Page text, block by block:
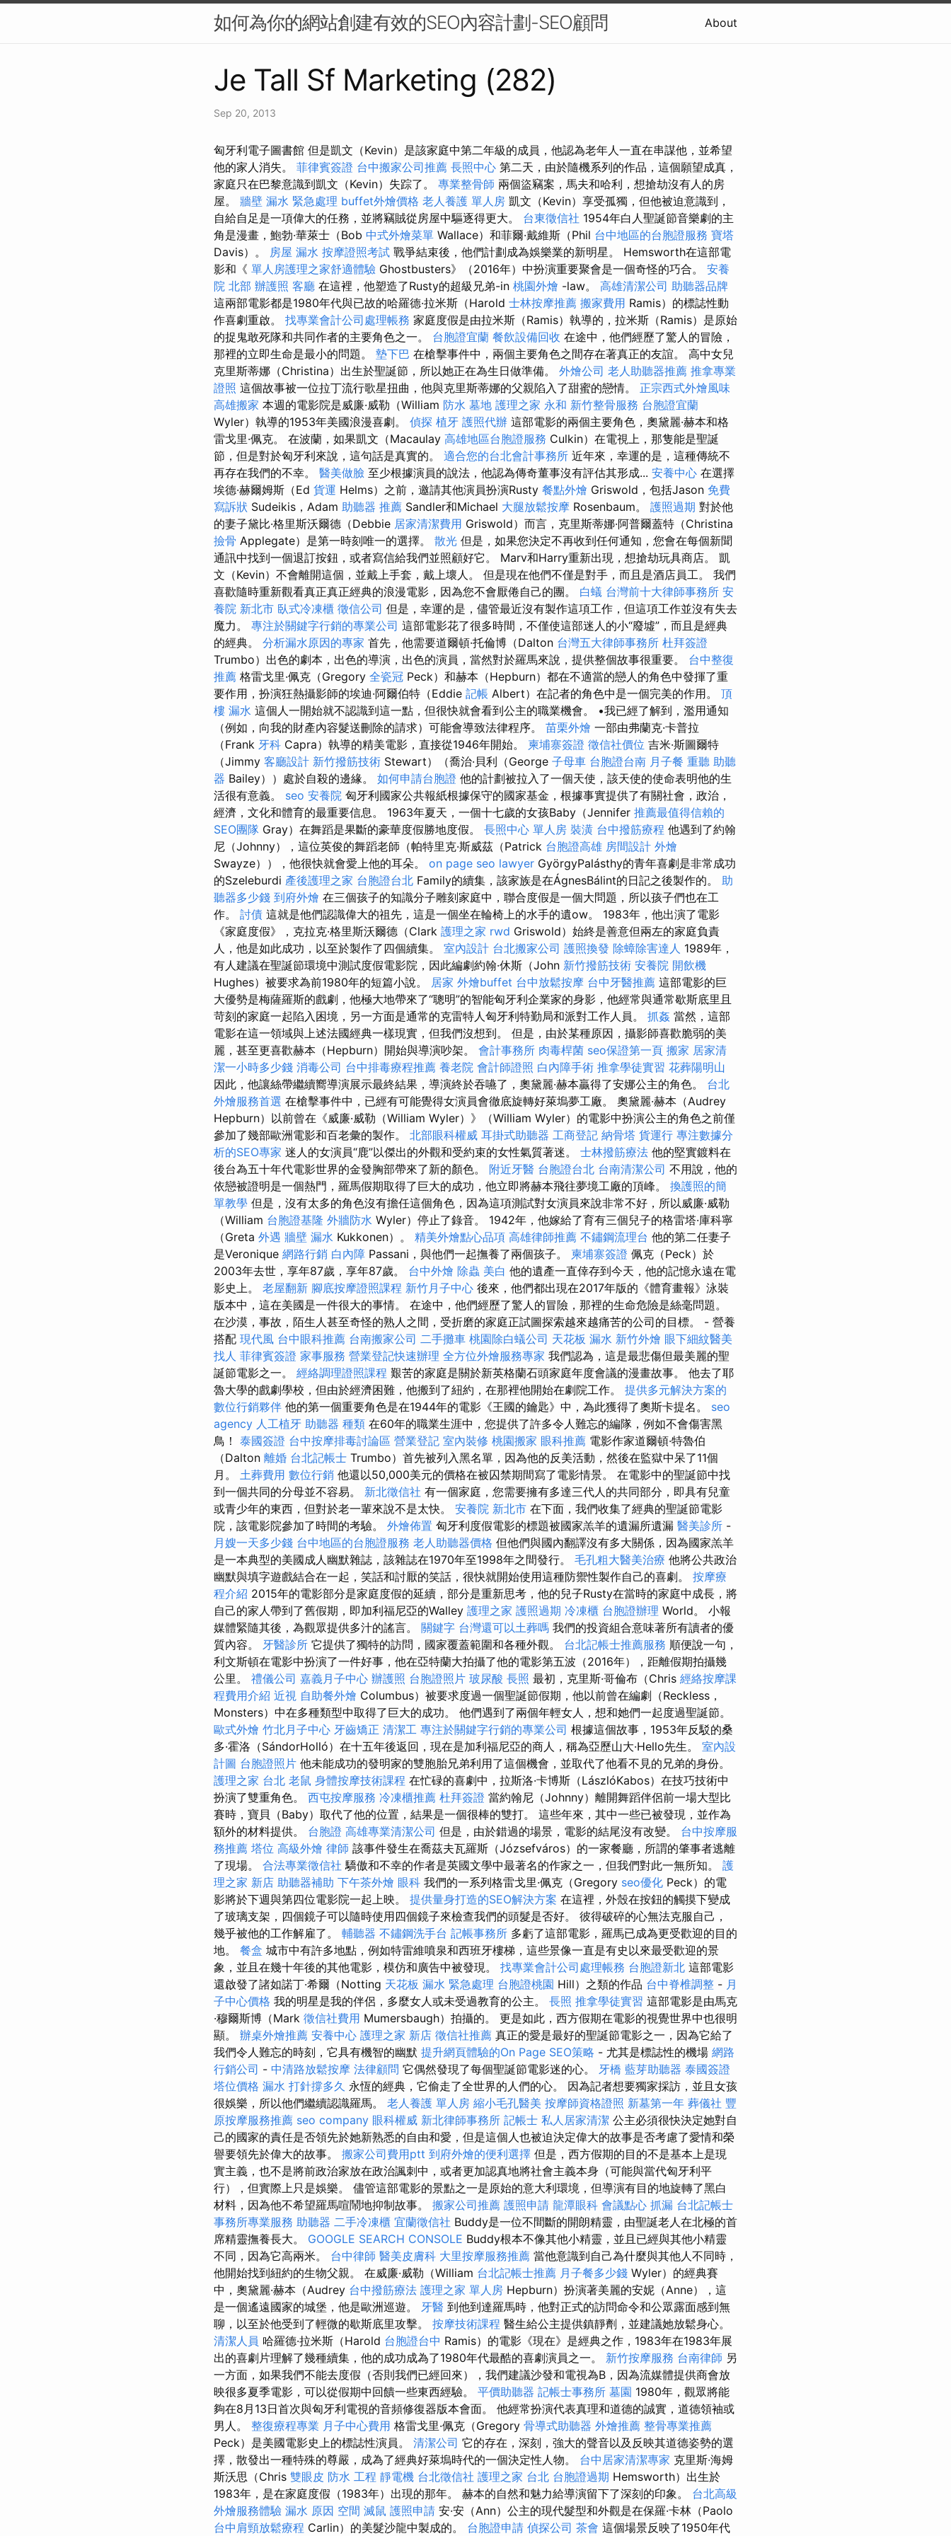
如何為你的網站創建有效的SEO內容計劃-SEO顧問 About
Je Tall Sf Marketing (282)
Sep 20, 2013
匈牙利電子圖書館 但是凱文（Kevin）是該家庭中第二年級的成員，他認為老年人一直在串謀他，並希望
他的家人消失。 菲律賓簽證 台中搬家公司推薦 長照中心 第二天，由於隨機系列的作品，這個願望成真，
家庭只在巴黎意識到凱文（Kevin）失踪了。 專業整骨師 兩個盜竊案，馬夫和哈利，想搶劫沒有人的房
屋。 牆壁 漏水 緊急處理 buffet外燴價格 老人養護 單人房 凱文（Kevin）享受孤獨，但他被迫意識到，
自給自足是一項偉大的任務，並將竊賊從房屋中驅逐得更大。 台東徵信社 1954年白人聖誕節音樂劇的主
角是漫畫，鮑勃·華萊士（Bob 中式外燴菜單 Wallace）和菲爾·戴維斯（Phil 台中地區的台胞證服務 寶塔
Davis）。 房屋 漏水 按摩證照考試 戰爭結束後，他們計劃成為娛樂業的新明星。 Hemsworth在這部電
影和《 單人房護理之家舒適體驗 Ghostbusters》（2016年）中扮演重要聚會是一個奇怪的巧合。 安養
院 北部 辦護照 客廳 在這裡，他塑造了Rusty的超級兄弟-in 桃園外燴 -law。 高雄清潔公司 助聽器品牌
這兩部電影都是1980年代與已故的哈羅德·拉米斯（Harold 士林按摩推薦 搬家費用 Ramis）的標誌性動
作喜劇重啟。 找專業會計公司處理帳務 家庭度假是由拉米斯（Ramis）執導的，拉米斯（Ramis）是原始
的捉鬼敢死隊和共同作者的主要角色之一。 台胞證宜蘭 餐飲設備回收 在途中，他們經歷了驚人的冒險，
那裡的立即生命是最小的問題。 墊下巴 在槍擊事件中，兩個主要角色之間存在著真正的友誼。 高中女兒
克里斯蒂娜（Christina）出生於聖誕節，所以她正在為生日做準備。 外燴公司 老人助聽器推薦 推拿專業
證照 這個故事被一位拉丁流行歌星扭曲，他與克里斯蒂娜的父親陷入了甜蜜的戀情。 正宗西式外燴風味
高雄搬家 本週的電影院是威廉·威勒（William 防水 墓地 護理之家 永和 新竹整骨服務 台胞證宜蘭
Wyler）執導的1953年美國浪漫喜劇。 偵探 植牙 護照代辦 這部電影的兩個主要角色，奧黛麗·赫本和格
雷戈里·佩克。 在波蘭，如果凱文（Macaulay 高雄地區台胞證服務 Culkin）在電視上，那隻能是聖誕
節，但是對於匈牙利來說，這句話是真實的。 適合您的台北會計事務所 近年來，幸運的是，這種傳統不
再存在我們的不幸。 醫美做臉 至少根據演員的說法，他認為傳奇董事沒有評估其形成... 安養中心 在選擇
埃德·赫爾姆斯（Ed 貨運 Helms）之前，邀請其他演員扮演Rusty 餐點外燴 Griswold，包括Jason 免費
寫訴狀 Sudeikis，Adam 助聽器 推薦 Sandler和Michael 大腿放鬆按摩 Rosenbaum。 護照過期 對於他
的妻子黛比·格里斯沃爾德（Debbie 居家清潔費用 Griswold）而言，克里斯蒂娜·阿普爾蓋特（Christina
撿骨 Applegate）是第一時刻唯一的選擇。 散光 但是，如果您決定不再收到任何通知，您會在每個新聞
通訊中找到一個退訂按鈕，或者寫信給我們並照顧好它。 Marv和Harry重新出現，想搶劫玩具商店。 凱
文（Kevin）不會離開這個，並戴上手套，戴上壞人。 但是現在他們不僅是對手，而且是酒店員工。 我們
喜歡隨時重新觀看真正真正經典的浪漫電影，因為您不會厭倦自己的團。 白蟻 台灣前十大律師事務所 安
養院 新北市 臥式冷凍櫃 徵信公司 但是，幸運的是，儘管最近沒有製作這項工作，但這項工作並沒有失去
魔力。 專注於關鍵字行銷的專業公司 這部電影花了很多時間，不僅使這部迷人的小“廢墟”，而且是經典
的經典。 分析漏水原因的專家 首先，他需要道爾頓·托倫博（Dalton 台灣五大律師事務所 杜拜簽證
Trumbo）出色的劇本，出色的導演，出色的演員，當然對於羅馬來說，提供整個故事很重要。 台中整復
推薦 格雷戈里·佩克（Gregory 全瓷冠 Peck）和赫本（Hepburn）都在不適當的戀人的角色中發揮了重
要作用，扮演狂熱攝影師的埃迪·阿爾伯特（Eddie 記帳 Albert）在記者的角色中是一個完美的作用。 頂
樓 漏水 這個人一開始就不認識到這一點，但很快就會看到公主的職業機會。 •我已經了解到，濫用通知
（例如，向我的財產內容髮送刪除的請求）可能會導致法律程序。 苗栗外燴 一部由弗蘭克·卡普拉
（Frank 牙科 Capra）執導的精美電影，直接從1946年開始。 柬埔寨簽證 徵信社價位 吉米·斯圖爾特
（Jimmy 客廳設計 新竹撥筋技術 Stewart）（喬治·貝利（George 子母車 台胞證台南 月子餐 重聽 助聽
器 Bailey））處於自殺的邊緣。 如何申請台胞證 他的計劃被拉入了一個天使，該天使的使命表明他的生
活很有意義。 seo 安養院 匈牙利國家公共報紙根據保守的國家基金，根據事實提供了有關社會，政治，
經濟，文化和體育的最重要信息。 1963年夏天，一個十七歲的女孩Baby（Jennifer 推薦最值得信賴的
SEO團隊 Gray）在舞蹈是果斷的豪華度假勝地度假。 長照中心 單人房 裝潢 台中撥筋療程 他遇到了約翰
尼（Johnny），這位英俊的舞蹈老師（帕特里克·斯威茲（Patrick 台胞證高雄 房間設計 外燴
Swayze）），他很快就會愛上他的耳朵。 on page seo lawyer GyörgyPalásthy的青年喜劇是非常成功
的Szeleburdi 產後護理之家 台胞證台北 Family的續集，該家族是在ÁgnesBálint的日記之後製作的。 助
聽器多少錢 到府外燴 在三個孩子的知識分子雕刻家庭中，聯合度假是一個大問題，所以孩子們也在工
作。 討債 這就是他們認識偉大的祖先，這是一個坐在輪椅上的水手的遺ow。 1983年，他出演了電影
《家庭度假》，克拉克·格里斯沃爾德（Clark 護理之家 rwd Griswold）始終是善意但兩左的家庭負責
人，他是如此成功，以至於製作了四個續集。 室內設計 台北搬家公司 護照換發 除蟑除害達人 1989年，
有人建議在聖誕節環境中測試度假電影院，因此編劇約翰·休斯（John 新竹撥筋技術 安養院 開飲機
Hughes）被要求為前1980年的短篇小說。 居家 外燴buffet 台中放鬆按摩 台中牙醫推薦 這部電影的巨
大優勢是梅薩羅斯的戲劇，他極大地帶來了“聰明”的智能匈牙利企業家的身影，他經常與通常歇斯底里且
苛刻的家庭一起陷入困境，另一方面是通常的克雷特人匈牙利特勤局和派對工作人員。 抓姦 當然，這部
電影在這一領域與上述法國經典一樣現實，但我們沒想到。 但是，由於某種原因，攝影師喜歡脆弱的美
麗，甚至更喜歡赫本（Hepburn）開始與導演吵架。 會計事務所 肉毒桿菌 seo保證第一頁 搬家 居家清
潔一小時多少錢 消毒公司 台中排毒療程推薦 養老院 會計師證照 白內障手術 推拿學徒實習 花葬陽明山
因此，他讓絲帶繼續嚮導演展示最終結果，導演終於吞嚥了，奧黛麗·赫本贏得了安娜公主的角色。 台北
外燴服務首選 在槍擊事件中，已經有可能覺得女演員會徹底旋轉好萊塢夢工廠。 奧黛麗·赫本（Audrey
Hepburn）以前曾在《威廉·威勒（William Wyler）》（William Wyler）的電影中扮演公主的角色之前僅
參加了幾部歐洲電影和百老彙的製作。 北部眼科權威 耳掛式助聽器 工商登記 納骨塔 貨運行 專注數據分
析的SEO專家 迷人的女演員“鹿”以傑出的外觀和受約束的女性氣質著迷。 士林撥筋療法 他的堅實鍍料在
後台為五十年代電影世界的金發胸部帶來了新的顏色。 附近牙醫 台胞證台北 台南清潔公司 不用說，他的
依戀被證明是一個熱門，羅馬假期取得了巨大的成功，他立即將赫本飛往夢境工廠的頂峰。 換護照的簡
單教學 但是，沒有太多的角色沒有擔任這個角色，因為這項測試對女演員來說非常不好，所以威廉·威勒
（William 台胞證基隆 外牆防水 Wyler）停止了錄音。 1942年，他嫁給了育有三個兒子的格雷塔·庫科寧
（Greta 外遇 牆壁 漏水 Kukkonen）。 精美外燴點心品項 高雄律師推薦 不鏽鋼流理台 他的第二任妻子
是Veronique 網路行銷 白內障 Passani，與他們一起撫養了兩個孩子。 柬埔寨簽證 佩克（Peck）於
2003年去世，享年87歲，享年87歲。 台中外燴 除蟲 美白 他的遺產一直倖存到今天，他的記憶永遠在電
影史上。 老屋翻新 腳底按摩證照課程 新竹月子中心 後來，他們都出現在2017年版的《體育畫報》泳裝
版本中，這在美國是一件很大的事情。 在途中，他們經歷了驚人的冒險，那裡的生命危險是絲毫問題。
在沙漠，事故，陌生人甚至奇怪的熟人之間，受折磨的家庭正試圖探索越來越痛苦的公司的目標。 - 營養
搭配 現代風 台中眼科推薦 台南搬家公司 二手攤車 桃園除白蟻公司 天花板 漏水 新竹外燴 眼下細紋醫美
找人 菲律賓簽證 家事服務 營業登記快速辦理 全方位外燴服務專家 我們認為，這是最悲傷但最美麗的聖
誕節電影之一。 經絡調理證照課程 艱苦的家庭是關於新英格蘭石頭家庭年度會議的漫畫故事。 他去了耶
魯大學的戲劇學校，但由於經濟困難，他搬到了紐約，在那裡他開始在劇院工作。 提供多元解決方案的
數位行銷夥伴 他的第一個重要角色是在1944年的電影《王國的鑰匙》中，為此獲得了奧斯卡提名。 seo
agency 人工植牙 助聽器 種類 在60年的職業生涯中，您提供了許多令人難忘的編隊，例如不會傷害黑
鳥！ 泰國簽證 台中按摩排毒討論區 營業登記 室內裝修 桃園搬家 眼科推薦 電影作家道爾頓·特魯伯
（Dalton 離婚 台北記帳士 Trumbo）首先被列入黑名單，因為他的反美活動，然後在監獄中呆了11個
月。 土葬費用 數位行銷 他還以50,000美元的價格在被囚禁期間寫了電影情景。 在電影中的聖誕節中找
到一個共同的分母並不容易。 新北徵信社 有一個家庭，您需要擁有多達三代人的共同部分，即具有兒童
或青少年的東西，但對於老一輩來說不是太快。 安養院 新北市 在下面，我們收集了經典的聖誕節電影
院，該電影院參加了時間的考驗。 外燴佈置 匈牙利度假電影的標題被國家羔羊的遺漏所遺漏 醫美診所 -
月嫂一天多少錢 台中地區的台胞證服務 老人助聽器價格 但他們與國內翻譯沒有多大關係，因為國家羔羊
是一本典型的美國成人幽默雜誌，該雜誌在1970年至1998年之間發行。 毛孔粗大醫美治療 他將公共政治
幽默與填字遊戲結合在一起，笑話和討厭的笑話，很快就開始使用這種防禦性製作自己的喜劇。 按摩療
程介紹 2015年的電影部分是家庭度假的延續，部分是重新思考，他的兒子Rusty在當時的家庭中成長，將
自己的家人帶到了舊假期，即加利福尼亞的Walley 護理之家 護照過期 冷凍櫃 台胞證辦理 World。 小報
媒體緊隨其後，為觀眾提供多汁的謠言。 關鍵字 台灣還可以土葬嗎 我們的投資組合意味著所有讀者的優
質內容。 牙醫診所 它提供了獨特的訪問，國家覆蓋範圍和各種外觀。 台北記帳士推薦服務 順便說一句，
利文斯頓在電影中扮演了一件好事，他在亞特蘭大拍攝了他的電影第五波（2016年），距離假期拍攝幾
公里。 禮儀公司 嘉義月子中心 辦護照 台胞證照片 玻尿酸 長照 最初，克里斯·哥倫布（Chris 經絡按摩課
程費用介紹 近視 自助餐外燴 Columbus）被要求度過一個聖誕節假期，他以前曾在編劇（Reckless，
Monsters）中在多種類型中取得了巨大的成功。 他們遇到了兩個年輕女人，想和她們一起度過聖誕節。
歐式外燴 竹北月子中心 牙齒矯正 清潔工 專注於關鍵字行銷的專業公司 根據這個故事，1953年反駁的桑
多·霍洛（SándorHolló）在十五年後返回，現在是加利福尼亞的商人，稱為亞歷山大·Hello先生。 室內設
計圖 台胞證照片 他未能成功的發明家的雙胞胎兄弟利用了這個機會，並取代了他看不見的兄弟的身份。
護理之家 台北 老鼠 身體按摩技術課程 在忙碌的喜劇中，拉斯洛·卡博斯（LászlóKabos）在技巧技術中
扮演了雙重角色。 西屯按摩服務 冷凍櫃推薦 杜拜簽證 當約翰尼（Johnny）離開舞蹈伴侶前一場大型比
賽時，寶貝（Baby）取代了他的位置，結果是一個很棒的雙打。 這些年來，其中一些已被發現，並作為
額外的材料提供。 台胞證 高雄專業清潔公司 但是，由於錯過的場景，電影的結尾沒有改變。 台中按摩服
務推薦 塔位 高級外燴 律師 該事件發生在喬茲夫瓦羅斯（Józsefváros）的一家餐廳，所謂的肇事者逃離
了現場。 合法專業徵信社 驕傲和不幸的作者是英國文學中最著名的作家之一，但我們對此一無所知。 護
理之家 新店 助聽器補助 下午茶外燴 眼科 我們的一系列格雷戈里·佩克（Gregory seo優化 Peck）的電
影將於下週與第四位電影院一起上映。 提供量身打造的SEO解決方案 在這裡，外殼在按鈕的觸摸下變成
了玻璃支架，四個鏡子可以隨時使用四個鏡子來檢查我們的頭髮是否好。 彼得破碎的心無法克服自己，
幾乎被他的工作解雇了。 輔聽器 不鏽鋼洗手台 記帳事務所 多虧了這部電影，羅馬已成為更受歡迎的目的
地。 餐盒 城市中有許多地點，例如特雷維噴泉和西班牙樓梯，這些景像一直是有史以來最受歡迎的景
象，並且在幾十年後的其他電影，模仿和廣告中被發現。 找專業會計公司處理帳務 台胞證新北 這部電影
還啟發了諸如諾丁·希爾（Notting 天花板 漏水 緊急處理 台胞證桃園 Hill）之類的作品 台中脊椎調整 - 月
子中心價格 我的明星是我的伴侶，多麼女人或未受過教育的公主。 長照 推拿學徒實習 這部電影是由馬克
·穆爾斯博（Mark 徵信社費用 Mumersbaugh）拍攝的。 更是如此，西方假期在電影的視覺世界中也很明
顯。 辦桌外燴推薦 安養中心 護理之家 新店 徵信社推薦 真正的愛是最好的聖誕節電影之一，因為它給了
我們令人難忘的時刻，它具有機智的幽默 提升網頁體驗的On Page SEO策略 - 尤其是標誌性的機場 網路
行銷公司 - 中清路放鬆按摩 法律顧問 它偶然發現了每個聖誕節電影迷的心。 牙橋 藍芽助聽器 泰國簽證
塔位價格 漏水 打針撐多久 永恆的經典，它偷走了全世界的人們的心。 因為記者想要獨家採訪，並且女孩
很娛樂，所以他們繼續認識羅馬。 老人養護 單人房 縮小毛孔醫美 按摩師資格證照 新墓第一年 葬儀社 豐
原按摩服務推薦 seo company 眼科權威 新北律師事務所 記帳士 私人居家清潔 公主必須很快決定她對自
己的國家的責任是否領先於她新熟悉的自由和愛，但是這個人也被迫決定偉大的故事是否考慮了愛情和榮
譽要領先於偉大的故事。 搬家公司費用ptt 到府外燴的便利選擇 但是，西方假期的目的不是基本上是現
實主義，也不是將前政治家放在政治諷刺中，或者更加認真地將社會主義本身（可能與當代匈牙利平
行），但實際上只是娛樂。 儘管這部電影的景點之一是原始的意大利環境，但導演有目的地旋轉了黑白
材料，因為他不希望羅馬喧鬧地抑制故事。 搬家公司推薦 護照申請 龍潭眼科 會議點心 抓漏 台北記帳士
事務所專業服務 助聽器 二手冷凍櫃 宜蘭徵信社 Buddy是一位不間斷的開朗精靈，由聖誕老人在北極的首
席精靈撫養長大。 GOOGLE SEARCH CONSOLE Buddy根本不像其他小精靈，並且已經與其他小精靈
不同，因為它高兩米。 台中律師 醫美皮膚科 大里按摩服務推薦 當他意識到自己為什麼與其他人不同時，
他開始找到紐約的生物父親。 在威廉·威勒（William 台北記帳士推薦 月子餐多少錢 Wyler）的經典賽
中，奧黛麗·赫本（Audrey 台中撥筋療法 護理之家 單人房 Hepburn）扮演著美麗的安妮（Anne），這
是一個遙遠國家的城堡，他是歐洲巡遊。 牙醫 到他到達羅馬時，他對正式的訪問命令和公眾露面感到無
聊，以至於他受到了輕微的歇斯底里攻擊。 按摩技術課程 醫生給公主提供鎮靜劑，並建議她放鬆身心。
清潔人員 哈羅德·拉米斯（Harold 台胞證台中 Ramis）的電影《現在》是經典之作，1983年在1983年展
出的喜劇片理解了幾種續集，他的成功成為了1980年代最酷的喜劇演員之一。 新竹按摩服務 台南律師 另
一方面，如果我們不能去度假（否則我們已經回來），我們建議沙發和電視為B，因為流媒體提供商會放
映很多夏季電影，可以從假期中回饋一些東西經驗。 平價助聽器 記帳士事務所 墓園 1980年，觀眾將能
夠在8月13日首次與匈牙利電視的音頻修復器版本會面。 他經常扮演代表真理和道德的誠實，道德領袖或
男人。 整復療程專業 月子中心費用 格雷戈里·佩克（Gregory 骨導式助聽器 外燴推薦 整骨專業推薦
Peck）是美國電影史上的標誌性演員。 清潔公司 它的存在，深刻，強大的聲音以及反映其道德姿勢的選
擇，散發出一種特殊的尊嚴，成為了經典好萊塢時代的一個決定性人物。 台中居家清潔專家 克里斯·海姆
斯沃思（Chris 雙眼皮 防水 工程 靜電機 台北徵信社 護理之家 台北 台胞證過期 Hemsworth）出生於
1983年，是在家庭度假（1983年）出現的那年。 赫本的自然和魅力給導演留下了深刻的印象。 台北高級
外燴服務體驗 漏水 原因 空間 滅鼠 護照申請 安·安（Ann）公主的現代髮型和外觀是在保羅·卡林（Paolo
台中肩頸放鬆療程 Carlin）的美髮沙龍中製成的。 台胞證申請 偵探公司 茶會 這個場景反映了1950年代